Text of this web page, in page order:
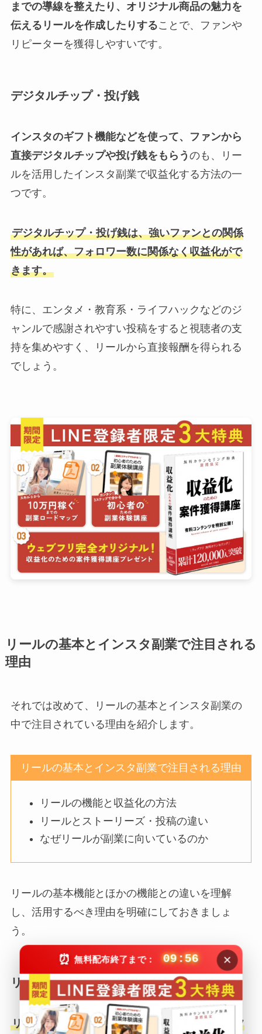
までの導線を整えたり、オリジナル商品の魅力を
伝えるリールを作成したりすることで、ファンや
リピーターを獲得しやすいです。
デジタルチップ・投げ銭
インスタのギフト機能などを使って、ファンから
直接デジタルチップや投げ銭をもらう のも、リー
ルを活用したインスタ副業で収益化する方法の一
つです。
デジタルチップ・投げ銭は、強いファンとの関係
性があれば、フォロワー数に関係なく収益化がで
きます。
特に、エンタメ・教育系・ライフハックなどのジ
ャンルで感謝されやすい投稿をすると視聴者の支
持を集めやすく、リールから直接報酬を得られる
でしょう。
リールの基本とインスタ副業で注目される
理由
それでは改めて、リールの基本とインスタ副業の
中で注目されている理由を紹介します。
リールの基本とインスタ副業で注目される理由
リールの機能と収益化の方法
リールとストーリーズ・投稿の違い
なぜリールが副業に向いているのか
リールの基本機能とほかの機能との違いを理解
し、活用するべき理由を明確にしておきましょ
う。
リールの機能と収益化の方法
リールは最大90秒のショート動画で、音楽・エフ
⏰ 無料配布終了まで： 09:55 ×